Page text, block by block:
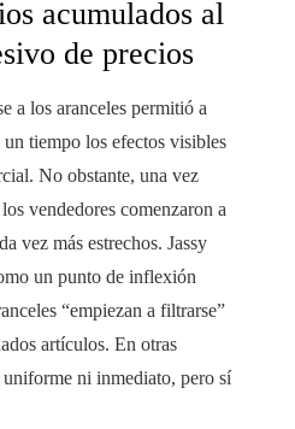
acumulados al
de precios
a los aranceles permitió a
tiempo los efectos visibles
No obstante, una vez
vendedores comenzaron a
vez más estrechos. Jassy
un punto de inflexión
“empiezan a filtrarse”
artículos. En otras
ni inmediato, pero sí